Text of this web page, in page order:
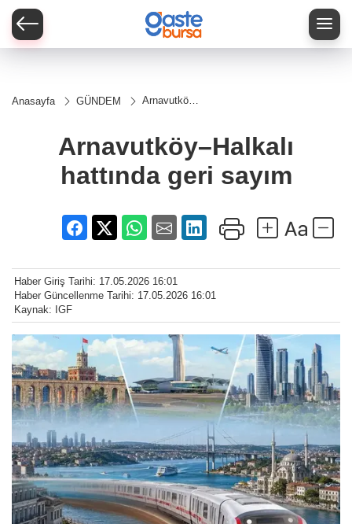
Anasayfa GÜNDEM
Arnavutköy–
sayım
Arnavutköy–Halkalı
hattında geri sayım
Haber Giriş Tarihi: 17.05.2026 16:01
Haber Güncellenme Tarihi: 17.05.2026 16:01
Kaynak: IGF